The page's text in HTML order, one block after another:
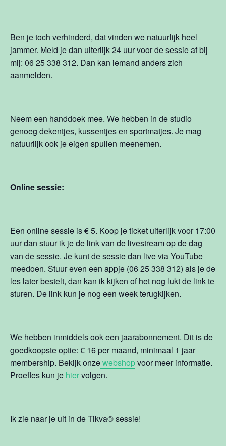
Ben je toch verhinderd, dat vinden we natuurlijk heel
jammer. Meld je dan uiterlijk 24 uur voor de sessie af bij
mij: 06 25 338 312. Dan kan iemand anders zich
aanmelden.
Neem een handdoek mee. We hebben in de studio
genoeg dekentjes, kussentjes en sportmatjes. Je mag
natuurlijk ook je eigen spullen meenemen.
Online sessie:
Een online sessie is € 5. Koop je ticket uiterlijk voor 17:00
uur dan stuur ik je de link van de livestream op de dag
van de sessie. Je kunt de sessie dan live via YouTube
meedoen. Stuur even een appje (06 25 338 312) als je de
les later bestelt, dan kan ik kijken of het nog lukt de link te
sturen. De link kun je nog een week terugkijken.
We hebben inmiddels ook een jaarabonnement. Dit is de
goedkoopste optie: € 16 per maand, minimaal 1 jaar
membership. Bekijk onzewebshopvoor meer informatie.
Proefles kun je hiervolgen.
Ik zie naar je uit in de Tikva®sessie!